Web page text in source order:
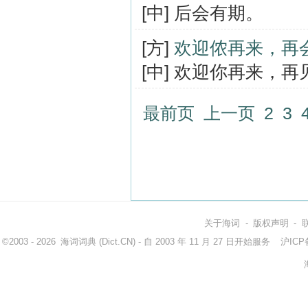
[中] 后会有期。
[方] 欢迎侬再来，再
[中] 欢迎你再来，再
最前页 上一页 2 3
关于海词 - 版权声明 -
©2003 - 2026 海词词典 (Dict.CN) - 自 2003 年 11 月 27 日开始服务 沪ICP